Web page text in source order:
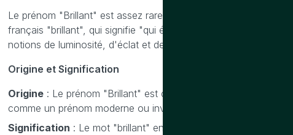
Le prénom "Brillant" est assez rare et atypique. En tant que
français "brillant", qui signifie "qui émet ou réfléchit de la
notions de luminosité, d'éclat et de distinction.
Origine et Signification
Origine : Le prénom "Brillant" est d'origine française. En tant
comme un prénom moderne ou inventé.
Signification : Le mot "brillant" en français signifie "éclatant"